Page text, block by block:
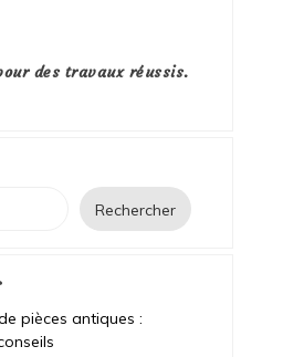
des travaux réussis.
Rechercher
pièces antiques :